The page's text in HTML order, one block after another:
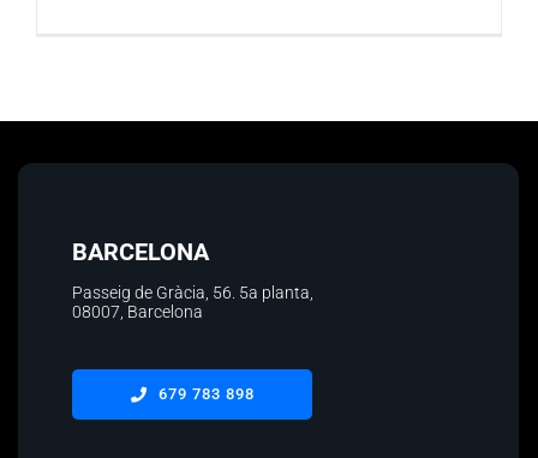
BARCELONA
Passeig de Gràcia, 56. 5a planta
08007, Barcelona
679 783 898